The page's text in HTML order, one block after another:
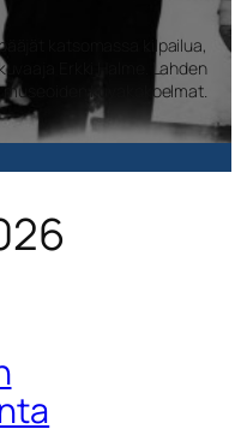
katsomassa kilpailua,
Erkki Halme. Lahden
museoiden kuvakokoelmat.